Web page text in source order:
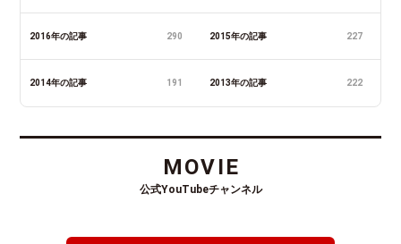
2016年の記事 290 2015年の記事 227
2014年の記事 191 2013年の記事 222
MOVIE
公式YouTubeチャンネル